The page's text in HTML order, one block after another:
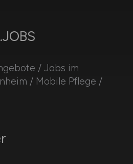
/ Jobs im
/ Mobile Pflege /